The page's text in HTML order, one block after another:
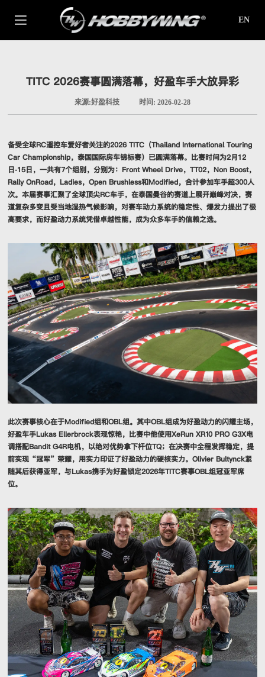
EN
TITC 2026赛事圆满落幕，好盈车手大放异彩
来源:好盈科技 时间: 2026-02-28
备受全球RC遥控车爱好者关注的2026 TITC（Thailand International Touring
Car Championship，泰国国际房车锦标赛）已圆满落幕。比赛时间为2月12
日-15日，一共有7个组别，分别为：Front Wheel Drive，TT02，Non Boost，
Rally OnRoad，Ladies，Open Brushless和Modified，合计参加车手超300人
次。本届赛事汇聚了全球顶尖RC车手，在泰国曼谷的赛道上展开巅峰对决，赛
道复杂多变且受当地湿热气候影响，对赛车动力系统的稳定性、爆发力提出了极
高要求，而好盈动力系统凭借卓越性能，成为众多车手的信赖之选。
此次赛事核心在于Modified组和OBL组。其中OBL组成为好盈动力的闪耀主场，
好盈车手Lukas Ellerbrock表现惊艳，比赛中他使用XeRun XR10 PRO G3X电
调搭配Bandit G4R电机，以绝对优势拿下杆位TQ；在决赛中全程发挥稳定，提
前实现“冠军”荣耀，用实力印证了好盈动力的硬核实力。Olivier Bultynck紧
随其后获得亚军，与Lukas携手为好盈锁定2026年TITC赛事OBL组冠亚军席
位。